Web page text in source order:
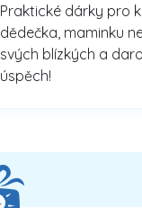
Praktické dárky pro
dědečka, maminku
svých blízkých a
úspěch!